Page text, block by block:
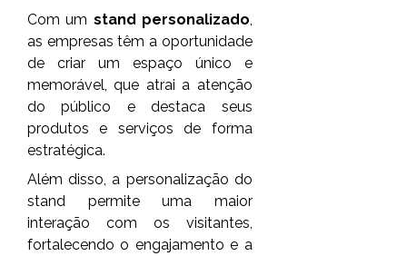
Com um stand personalizado,
as empresas têm a oportunidade
de criar um espaço único e
memorável, que atrai a atenção
do público e destaca seus
produtos e serviços de forma
estratégica.
Além disso, a personalização do
stand permite uma maior
interação com os visitantes,
fortalecendo o engajamento e a